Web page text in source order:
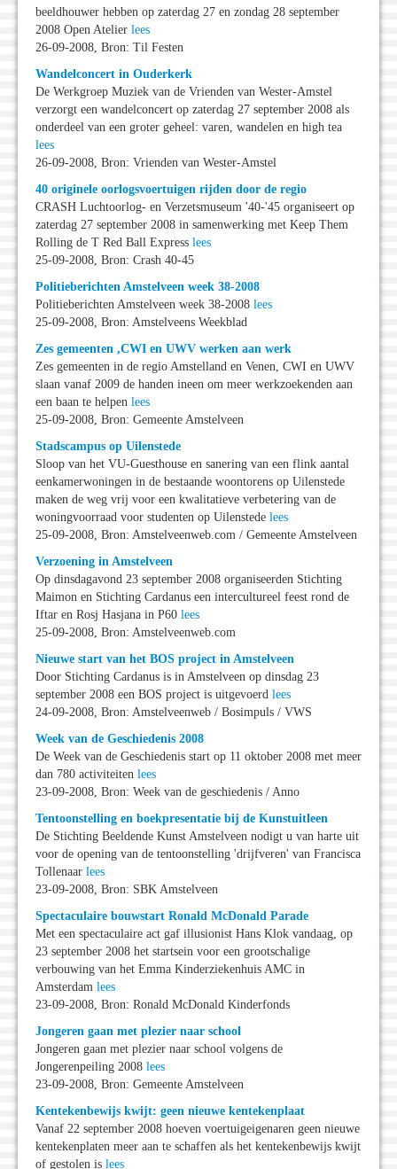
beeldhouwer hebben op zaterdag 27 en zondag 28 september
2008 Open Atelier lees
26-09-2008, Bron: Til Festen
Wandelconcert in Ouderkerk
De Werkgroep Muziek van de Vrienden van Wester-Amstel
verzorgt een wandelconcert op zaterdag 27 september 2008 als
onderdeel van een groter geheel: varen, wandelen en high tea
lees
26-09-2008, Bron: Vrienden van Wester-Amstel
40 originele oorlogsvoertuigen rijden door de regio
CRASH Luchtoorlog- en Verzetsmuseum '40-'45 organiseert op
zaterdag 27 september 2008 in samenwerking met Keep Them
Rolling de T Red Ball Express lees
25-09-2008, Bron: Crash 40-45
Politieberichten Amstelveen week 38-2008
Politieberichten Amstelveen week 38-2008 lees
25-09-2008, Bron: Amstelveens Weekblad
Zes gemeenten ,CWI en UWV werken aan werk
Zes gemeenten in de regio Amstelland en Venen, CWI en UWV
slaan vanaf 2009 de handen ineen om meer werkzoekenden aan
een baan te helpen lees
25-09-2008, Bron: Gemeente Amstelveen
Stadscampus op Uilenstede
Sloop van het VU-Guesthouse en sanering van een flink aantal
eenkamerwoningen in de bestaande woontorens op Uilenstede
maken de weg vrij voor een kwalitatieve verbetering van de
woningvoorraad voor studenten op Uilenstede lees
25-09-2008, Bron: Amstelveenweb.com / Gemeente Amstelveen
Verzoening in Amstelveen
Op dinsdagavond 23 september 2008 organiseerden Stichting
Maimon en Stichting Cardanus een intercultureel feest rond de
Iftar en Rosj Hasjana in P60 lees
25-09-2008, Bron: Amstelveenweb.com
Nieuwe start van het BOS project in Amstelveen
Door Stichting Cardanus is in Amstelveen op dinsdag 23
september 2008 een BOS project is uitgevoerd lees
24-09-2008, Bron: Amstelveenweb / Bosimpuls / VWS
Week van de Geschiedenis 2008
De Week van de Geschiedenis start op 11 oktober 2008 met meer
dan 780 activiteiten lees
23-09-2008, Bron: Week van de geschiedenis / Anno
Tentoonstelling en boekpresentatie bij de Kunstuitleen
De Stichting Beeldende Kunst Amstelveen nodigt u van harte uit
voor de opening van de tentoonstelling 'drijfveren' van Francisca
Tollenaar lees
23-09-2008, Bron: SBK Amstelveen
Spectaculaire bouwstart Ronald McDonald Parade
Met een spectaculaire act gaf illusionist Hans Klok vandaag, op
23 september 2008 het startsein voor een grootschalige
verbouwing van het Emma Kinderziekenhuis AMC in
Amsterdam lees
23-09-2008, Bron: Ronald McDonald Kinderfonds
Jongeren gaan met plezier naar school
Jongeren gaan met plezier naar school volgens de
Jongerenpeiling 2008 lees
23-09-2008, Bron: Gemeente Amstelveen
Kentekenbewijs kwijt: geen nieuwe kentekenplaat
Vanaf 22 september 2008 hoeven voertuigeigenaren geen nieuwe
kentekenplaten meer aan te schaffen als het kentekenbewijs kwijt
of gestolen is lees